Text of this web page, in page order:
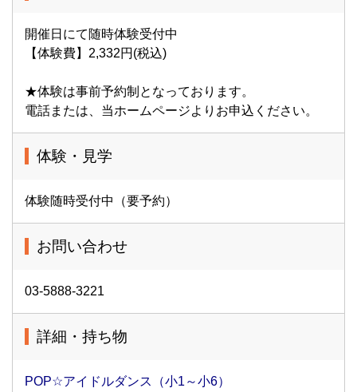
開催日にて随時体験受付中
【体験費】2,332円(税込)
★体験は事前予約制となっております。
電話または、当ホームページよりお申込ください。
体験・見学
体験随時受付中（要予約）
お問い合わせ
03-5888-3221
詳細・持ち物
POP☆アイドルダンス（小1～小6）